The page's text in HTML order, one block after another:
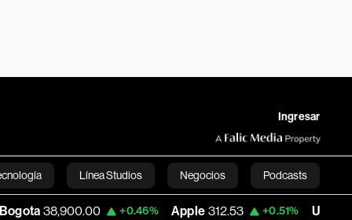
Ingresar
Línea Studios Negocios Podcasts
English+0.46% Apple 312.53 +0.51% USD COP